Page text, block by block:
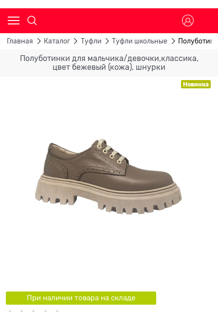
Главная Каталог Туфли Туфли школьные
Полуботинки для мальчика/девочки,классика,
цвет бежевый (кожа), шнурки
Новинка
При наличии товара на складе